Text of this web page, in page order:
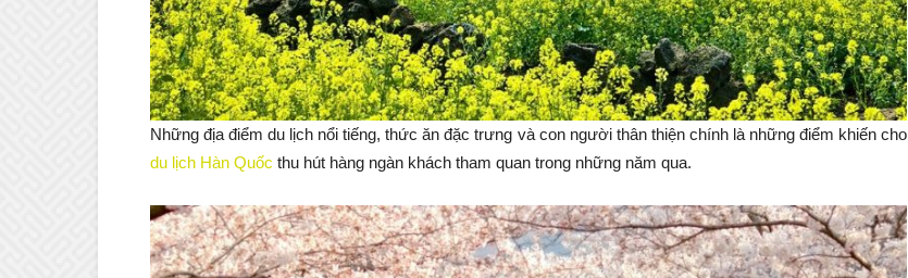
Những địa điểm du lịch nổi tiếng, thức ăn đặc trưng và con người thân thiện chính là những điểm khiến cho
du lịch Hàn Quốc thu hút hàng ngàn khách tham quan trong những năm qua.